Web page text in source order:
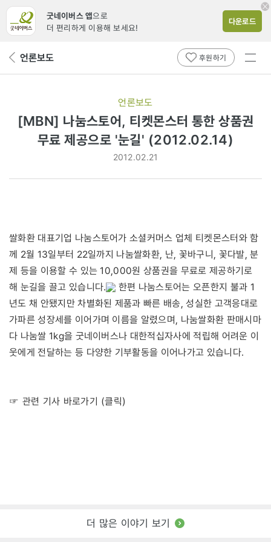
굿네이버스 앱으로
더 편리하게 이용해 보세요!
다운로드
뒤 언론보도 후원하기
전체
언론보도
[MBN] 나눔스토어, 티켓몬스터 통한 상품권
무료 제공으로 '눈길' (2012.02.14)
2012.02.21
쌀화환 대표기업 나눔스토어가 소셜커머스 업체 티켓몬스터와 함
께 2월 13일부터 22일까지 나눔쌀화환, 난, 꽃바구니, 꽃다발, 분
제 등을 이용할 수 있는 10,000원 상품권을 무료로 제공하기로
해 눈길을 끌고 있습니다.
한편 나눔스토어는 오픈한지 불과 1
년도 채 안됐지만 차별화된 제품과 빠른 배송, 성실한 고객응대로
가파른 성장세를 이어가며 이름을 알렸으며, 나눔쌀화환 판매시마
다 나눔쌀 1kg을 굿네이버스나 대한적십자사에 적립해 어려운 이
웃에게 전달하는 등 다양한 기부활동을 이어나가고 있습니다.
☞ 관련 기사 바로가기 (클릭)
더 많은 이야기 보기